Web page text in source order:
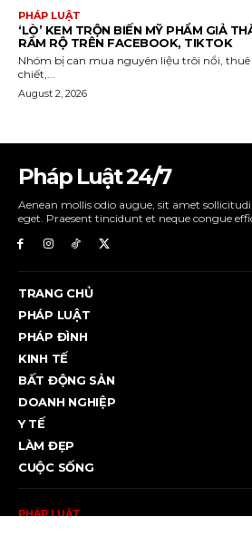
Pháp Luật 24/7
Aenean mollis odio augue, sit amet
eget. Praesent tincidunt et neque congue
TRANG CHỦ
PHÁP LUẬT
PHÁP ĐÌNH
KINH TẾ
BẤT ĐỘNG SẢN
DOANH NGHIỆP
Y TẾ
LÀM ĐẸP
CUỘC SỐNG
PHÁP LUẬT